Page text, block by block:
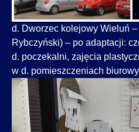
d. Dworzec kolejowy Wieluń –
Rybczyński) – po adaptacji:
d. poczekalni, zajęcia
w d. pomieszczeniach